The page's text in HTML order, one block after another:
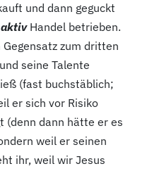
und dann geguckt
aktivHandel betrieben.
zum dritten
seine Talente
(fast buchstäblich;
er sich vor Risiko
(denn dann hätte er es
weil er seinen
ihr, weil wir Jesus